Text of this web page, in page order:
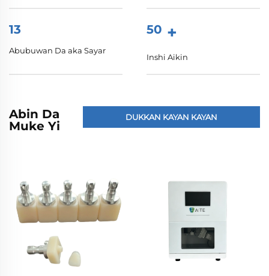
13
Abubuwan Da aka Sayar
50 +
Inshi Aikin
Abin Da
Muke Yi
DUKKAN KAYAN KAYAN